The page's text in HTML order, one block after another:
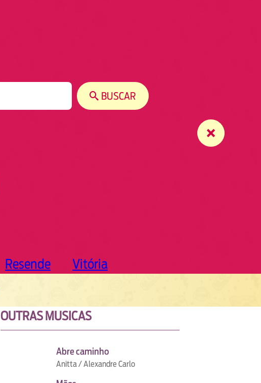
BUSCAR
Resende Vitória
OUTRAS MUSICAS
Abre caminho
Anitta / Alexandre Carlo